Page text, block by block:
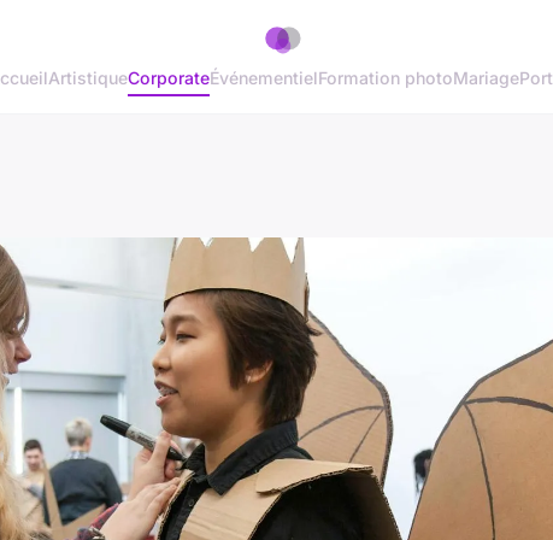
ArtistiqueCorporateÉvénementielFormation photoMariage